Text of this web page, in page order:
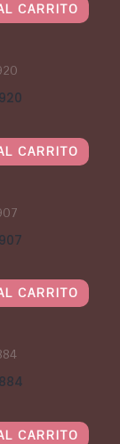
CARRITO
CARRITO
CARRITO
CARRITO